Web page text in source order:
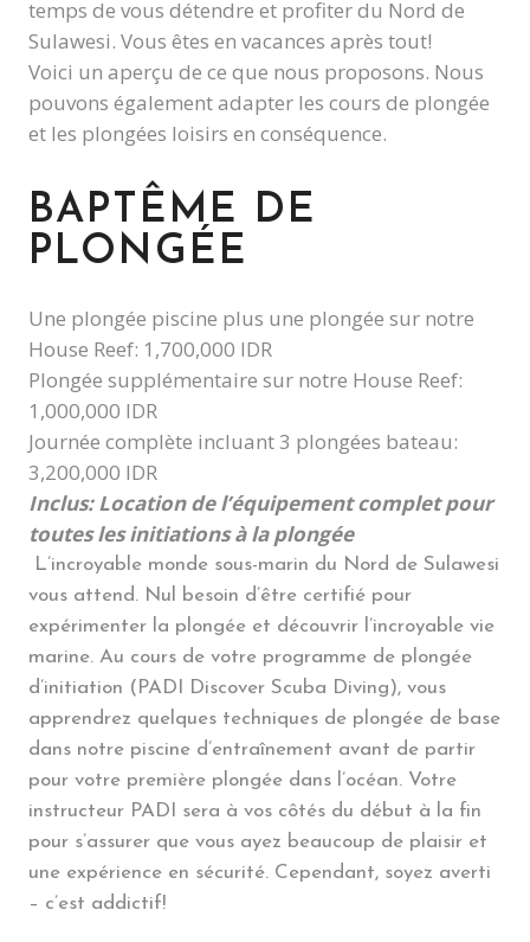
temps de vous détendre et profiter du Nord de
Sulawesi. Vous êtes en vacances après tout!
Voici un aperçu de ce que nous proposons. Nous
pouvons également adapter les cours de plongée
et les plongées loisirs en conséquence.
BAPTÊME DE
PLONGÉE
Une plongée piscine plus une plongée sur notre
House Reef: 1,700,000 IDR
Plongée supplémentaire sur notre House Reef:
1,000,000 IDR
Journée complète incluant 3 plongées bateau:
3,200,000 IDR
Inclus: Location de l’équipement complet pour
toutes les initiations à la plongée
L’incroyable monde sous-marin du Nord de Sulawesi
vous attend. Nul besoin d’être certifié pour
expérimenter la plongée et découvrir l’incroyable vie
marine. Au cours de votre programme de plongée
d’initiation (PADI Discover Scuba Diving), vous
apprendrez quelques techniques de plongée de base
dans notre piscine d’entraînement avant de partir
pour votre première plongée dans l’océan. Votre
instructeur PADI sera à vos côtés du début à la fin
pour s’assurer que vous ayez beaucoup de plaisir et
une expérience en sécurité. Cependant, soyez averti
– c’est addictif!